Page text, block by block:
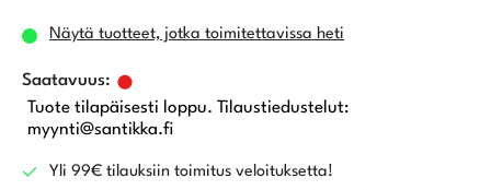
Näytä tuotteet, jotka toimitettavissa heti
Tuote tilapäisesti loppu. Tilaustiedustelut:
myynti@santikka.fi
Yli 99€ tilauksiin toimitus veloituksetta!